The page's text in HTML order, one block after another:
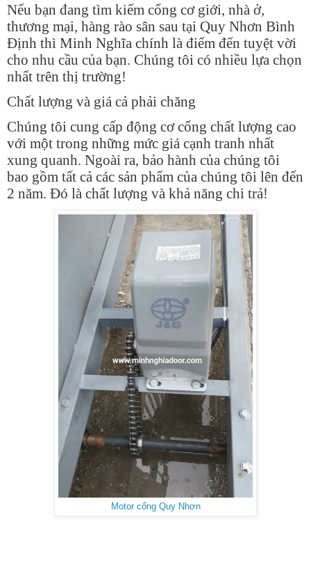
Nếu bạn đang tìm kiếm cổng cơ giới, nhà ở,
thương mại, hàng rào sân sau tại Quy Nhơn Bình
Định thì Minh Nghĩa chính là điểm đến tuyệt vời
cho nhu cầu của bạn. Chúng tôi có nhiều lựa chọn
nhất trên thị trường!
Chất lượng và giá cả phải chăng
Chúng tôi cung cấp động cơ cổng chất lượng cao
với một trong những mức giá cạnh tranh nhất
xung quanh. Ngoài ra, bảo hành của chúng tôi
bao gồm tất cả các sản phẩm của chúng tôi lên đến
2 năm. Đó là chất lượng và khả năng chi trả!
Motor cổng Quy Nhơn